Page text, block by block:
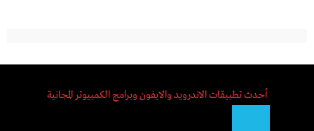
أحدث تطبيقات الاندرويد والايفون وبرامج الكمبيوتر المجانية